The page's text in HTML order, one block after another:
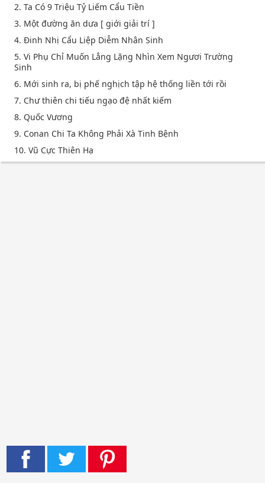
2. Ta Có 9 Triệu Tỷ Liếm Cẩu Tiền
3. Một đường ăn dưa [ giới giải trí ]
4. Đinh Nhị Cẩu Liệp Diễm Nhân Sinh
5. Vi Phụ Chỉ Muốn Lẳng Lặng Nhìn Xem Ngươi Trường
Sinh
6. Mới sinh ra, bị phế nghịch tập hệ thống liền tới rồi
7. Chư thiên chi tiếu ngạo đệ nhất kiếm
8. Quốc Vương
9. Conan Chi Ta Không Phải Xà Tinh Bệnh
10. Vũ Cực Thiên Hạ